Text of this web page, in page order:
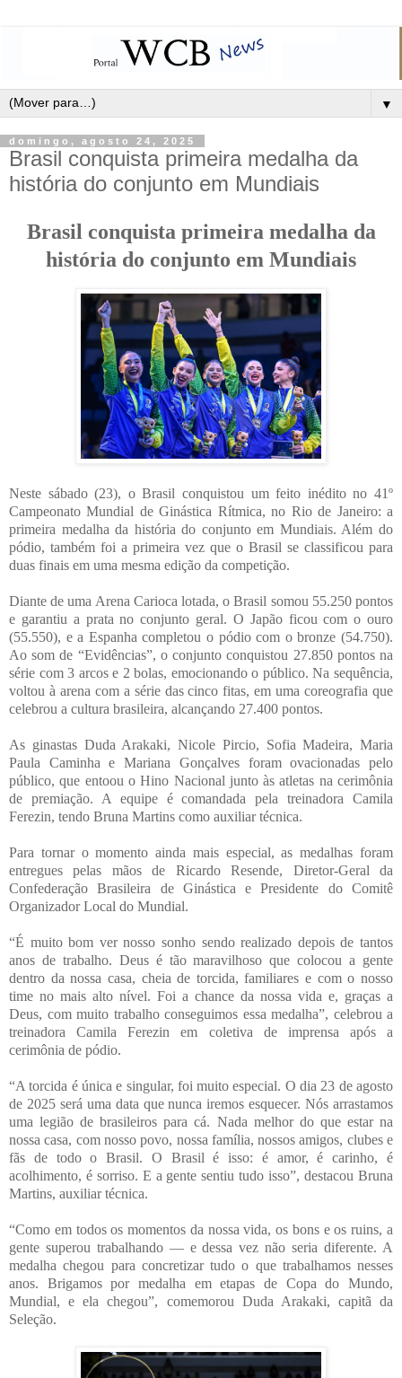
▼
domingo, agosto 24, 2025
Brasil conquista primeira medalha da
história do conjunto em Mundiais
Brasil conquista primeira medalha da
história do conjunto em Mundiais
Neste sábado (23), o Brasil conquistou um feito inédito no 41º
Campeonato Mundial de Ginástica Rítmica, no Rio de Janeiro: a
primeira medalha da história do conjunto em Mundiais. Além do
pódio, também foi a primeira vez que o Brasil se classificou para
duas finais em uma mesma edição da competição.
Diante de uma Arena Carioca lotada, o Brasil somou 55.250 pontos
e garantiu a prata no conjunto geral. O Japão ficou com o ouro
(55.550), e a Espanha completou o pódio com o bronze (54.750).
Ao som de “Evidências”, o conjunto conquistou 27.850 pontos na
série com 3 arcos e 2 bolas, emocionando o público. Na sequência,
voltou à arena com a série das cinco fitas, em uma coreografia que
celebrou a cultura brasileira, alcançando 27.400 pontos.
As ginastas Duda Arakaki, Nicole Pircio, Sofia Madeira, Maria
Paula Caminha e Mariana Gonçalves foram ovacionadas pelo
público, que entoou o Hino Nacional junto às atletas na cerimônia
de premiação. A equipe é comandada pela treinadora Camila
Ferezin, tendo Bruna Martins como auxiliar técnica.
Para tornar o momento ainda mais especial, as medalhas foram
entregues pelas mãos de Ricardo Resende, Diretor-Geral da
Confederação Brasileira de Ginástica e Presidente do Comitê
Organizador Local do Mundial.
“É muito bom ver nosso sonho sendo realizado depois de tantos
anos de trabalho. Deus é tão maravilhoso que colocou a gente
dentro da nossa casa, cheia de torcida, familiares e com o nosso
time no mais alto nível. Foi a chance da nossa vida e, graças a
Deus, com muito trabalho conseguimos essa medalha”, celebrou a
treinadora Camila Ferezin em coletiva de imprensa após a
cerimônia de pódio.
“A torcida é única e singular, foi muito especial. O dia 23 de agosto
de 2025 será uma data que nunca iremos esquecer. Nós arrastamos
uma legião de brasileiros para cá. Nada melhor do que estar na
nossa casa, com nosso povo, nossa família, nossos amigos, clubes e
fãs de todo o Brasil. O Brasil é isso: é amor, é carinho, é
acolhimento, é sorriso. E a gente sentiu tudo isso”, destacou Bruna
Martins, auxiliar técnica.
“Como em todos os momentos da nossa vida, os bons e os ruins, a
gente superou trabalhando — e dessa vez não seria diferente. A
medalha chegou para concretizar tudo o que trabalhamos nesses
anos. Brigamos por medalha em etapas de Copa do Mundo,
Mundial, e ela chegou”, comemorou Duda Arakaki, capitã da
Seleção.